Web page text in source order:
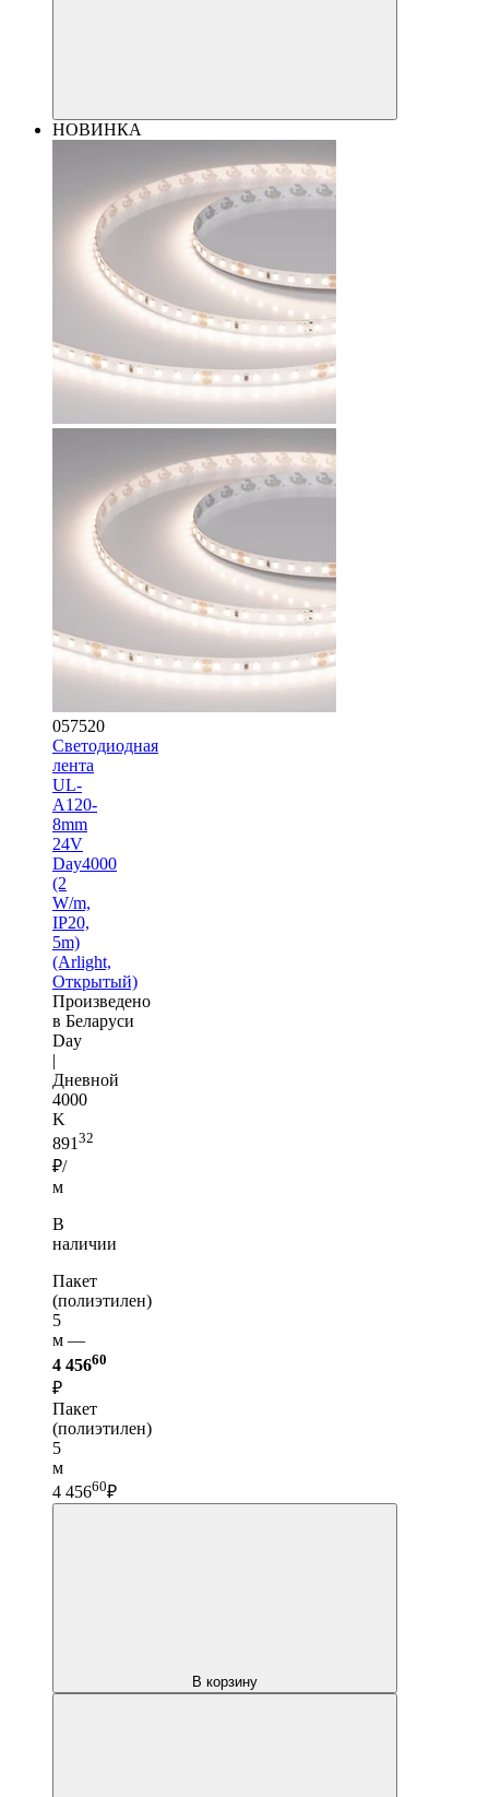
НОВИНКА
057520
Светодиодная
лента
UL-
A120-
8mm
24V
Day4000
(2
W/m,
IP20,
5m)
(Arlight,
Открытый)
Произведено
в Беларуси
Day
|
Дневной
4000
K
891 32
₽/
м
В
наличии
Пакет
(полиэтилен)
5
м —
4 45660
₽
Пакет
(полиэтилен)
5
м
4 45660₽
В корзину